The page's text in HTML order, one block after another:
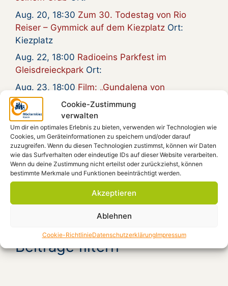
Cookie-Zustimmung
verwalten
Um dir ein optimales Erlebnis zu bieten, verwenden wir Technologien wie
Cookies, um Geräteinformationen zu speichern und/oder darauf
zuzugreifen. Wenn du diesen Technologien zustimmst, können wir Daten
wie das Surfverhalten oder eindeutige IDs auf dieser Website verarbeiten.
Wenn du deine Zustimmung nicht erteilst oder zurückziehst, können
bestimmte Merkmale und Funktionen beeinträchtigt werden.
Akzeptieren
Ablehnen
Cookie-RichtlinieDatenschutzerklärungImpressum
Aug. 20, 18:30 Zum 30. Todestag von Rio
Reiser – Gymmick auf dem Kiezplatz Ort:
Kiezplatz
Aug. 22, 18:00 Radioeins Parkfest im
Gleisdreieckpark Ort:
Aug. 23, 18:00 Film: „Gundalena von
Weizsäcker geb. Wille – Ein Leben im 20.
Jahrhundert“ D 2009, 90 Minuten
Spendenkonto
Möckernkiez e.V.
IBAN: DE41 4306 0967 1101 9938 00
Beiträge filtern